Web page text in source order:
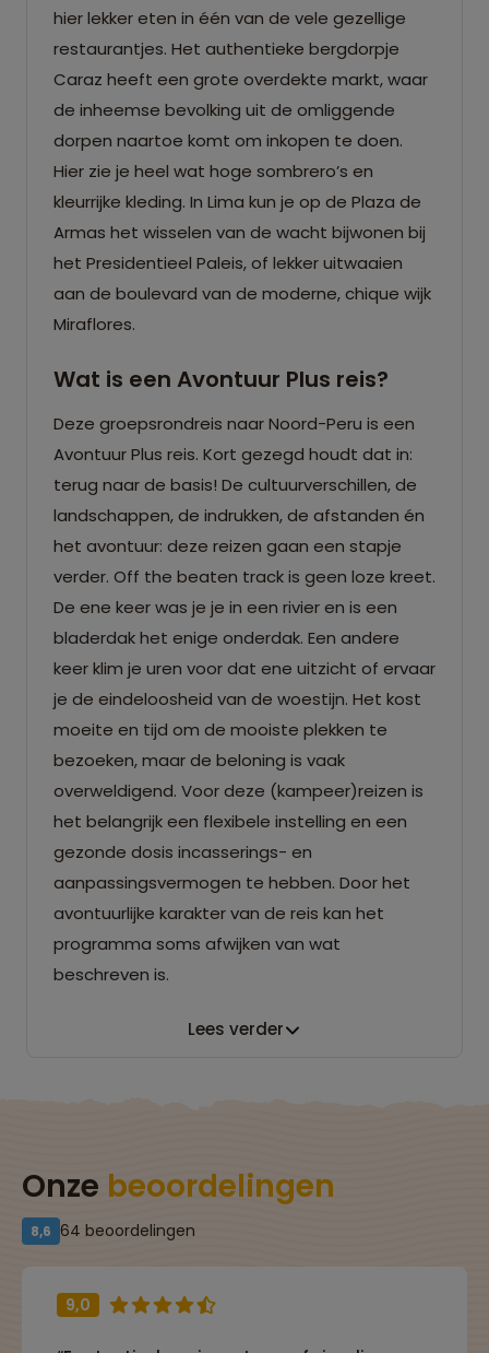
hier lekker eten in één van de vele gezellige
restaurantjes. Het authentieke bergdorpje
Caraz heeft een grote overdekte markt, waar
de inheemse bevolking uit de omliggende
dorpen naartoe komt om inkopen te doen.
Hier zie je heel wat hoge sombrero’s en
kleurrijke kleding. In Lima kun je op de Plaza de
Armas het wisselen van de wacht bijwonen bij
het Presidentieel Paleis, of lekker uitwaaien
aan de boulevard van de moderne, chique wijk
Miraflores.
Wat is een Avontuur Plus reis?
Deze groepsrondreis naar Noord-Peru is een
Avontuur Plus reis. Kort gezegd houdt dat in:
terug naar de basis! De cultuurverschillen, de
landschappen, de indrukken, de afstanden én
het avontuur: deze reizen gaan een stapje
verder. Off the beaten track is geen loze kreet.
De ene keer was je je in een rivier en is een
bladerdak het enige onderdak. Een andere
keer klim je uren voor dat ene uitzicht of ervaar
je de eindeloosheid van de woestijn. Het kost
moeite en tijd om de mooiste plekken te
bezoeken, maar de beloning is vaak
overweldigend. Voor deze (kampeer)reizen is
het belangrijk een flexibele instelling en een
gezonde dosis incasserings- en
aanpassingsvermogen te hebben. Door het
avontuurlijke karakter van de reis kan het
programma soms afwijken van wat
beschreven is.
Lees verder
Onze beoordelingen
8,6 64 beoordelingen
9,0